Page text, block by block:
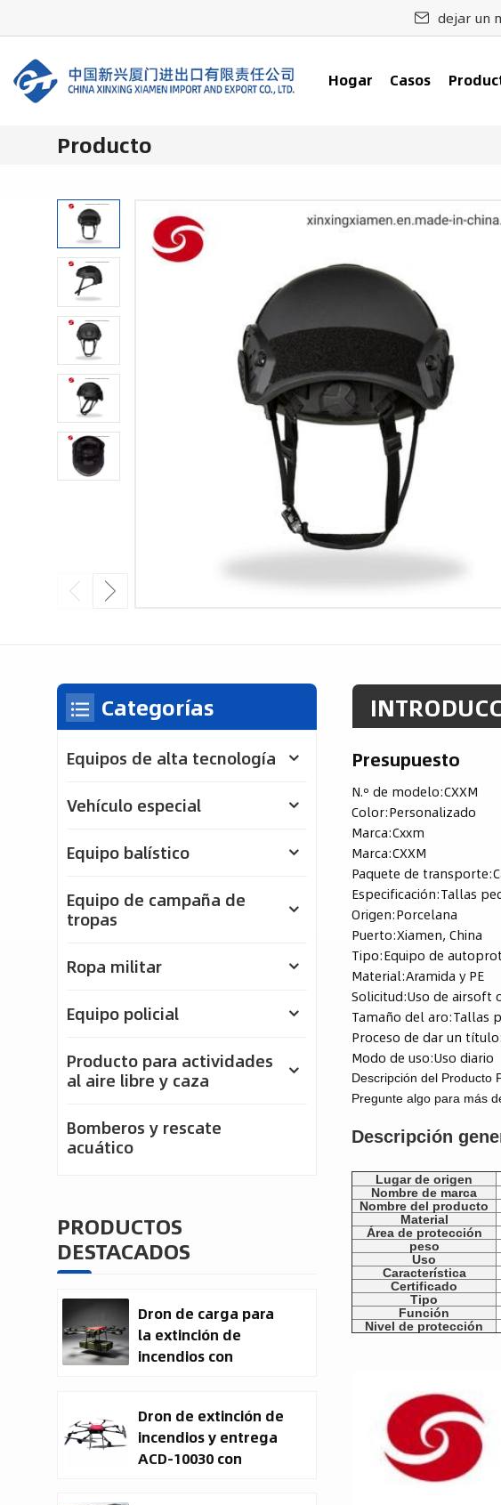
dejar un
Hogar Casos
Producto
Presupuesto
N.º de modelo:CXXM
Color:Personalizado
Marca:Cxxm
Marca:CXXM
Paquete de transporte:
Especificación:Tallas
Origen:Porcelana
Puerto:Xiamen, China
Tipo:Equipo de
Material:Aramida y PE
Solicitud:Uso de airsoft
Tamaño del aro:Tallas
Proceso de dar un
Modo de uso:Uso diario
Descripción del Producto
Pregunte algo para más
Descripción
Lugar de origen
Nombre de marca
Nombre del producto
Material
Área de protección
peso
Uso
Característica
Certificado
Tipo
Función
Nivel de protección
Categorías
Equipos de alta tecnología
Vehículo especial
Equipo balístico
Equipo de campaña de
tropas
Ropa militar
Equipo policial
Producto para actividades
al aire libre y caza
Bomberos y rescate
acuático
PRODUCTOS
DESTACADOS
Dron de carga para
la extinción de
incendios con
Dron de extinción de
incendios y entrega
ACD-10030 con